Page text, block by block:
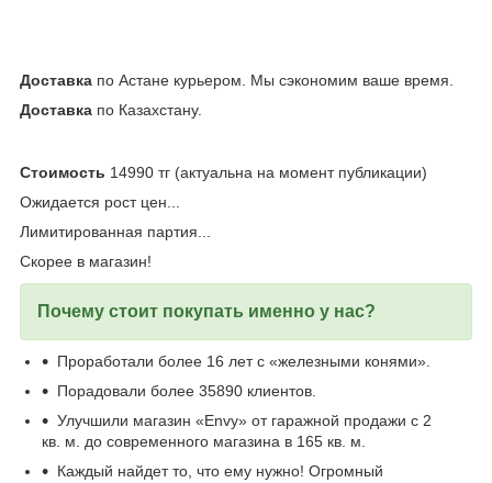
Доставка по Астане курьером. Мы сэкономим ваше время.
Доставка по Казахстану.
Стоимость 14990 тг (актуальна на момент публикации)
Ожидается рост цен...
Лимитированная партия...
Скорее в магазин!
Почему стоит покупать именно у нас?
Проработали более 16 лет с «железными конями».
Порадовали более 35890 клиентов.
Улучшили магазин «Envy» от гаражной продажи с 2
кв. м. до современного магазина в 165 кв. м.
Каждый найдет то, что ему нужно! Огромный